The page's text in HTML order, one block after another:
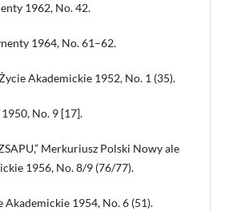
1962, No. 42.
1964, No. 61–62.
Akademickie 1952, No. 1 (35).
No. 9 [17].
Merkuriusz Polski Nowy ale
1956, No. 8/9 (76/77).
Akademickie 1954, No. 6 (51).